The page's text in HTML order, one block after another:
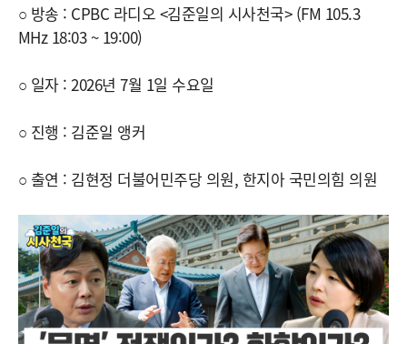
○ 방송 : CPBC 라디오 <김준일의 시사천국> (FM 105.3
MHz 18:03 ~ 19:00)
○ 일자 : 2026년 7월 1일 수요일
○ 진행 : 김준일 앵커
○ 출연 : 김현정 더불어민주당 의원, 한지아 국민의힘 의원